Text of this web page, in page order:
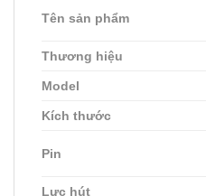
Tên sản phẩm
Thương hiệu
Model
Kích thước
Pin
Lực hút